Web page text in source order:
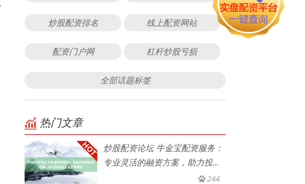
炒股配资排名 线上配资网站
配资门户网 杠杆炒股亏损
全部话题标签
热门文章
炒股配资论坛 牛金宝配资服务：
专业灵活的融资方案，助力投资
244